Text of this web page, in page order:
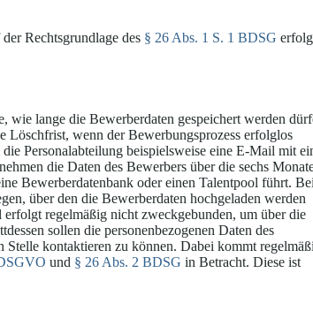
Rechtsgrundlage des § 26 Abs. 1 S. 1 BDSG
wie lange die Bewerberdaten gespeichert werden
Löschfrist, wenn der Bewerbungsprozess erfolglos
Personalabteilung beispielsweise eine E-Mail mit
die Daten des Bewerbers über die sechs
Bewerberdatenbank oder einen Talentpool führt. Bei
über den die Bewerberdaten hochgeladen werden
regelmäßig nicht zweckgebunden, um über die
sollen die personenbezogenen Daten des
kontaktieren zu können. Dabei kommt
und § 26 Abs. 2 BDSG in Betracht. Diese ist